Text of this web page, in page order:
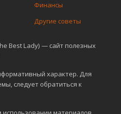
Best Lady) — сайт полезных
характер. Для
следует обратиться к
Финансы
Другие советы